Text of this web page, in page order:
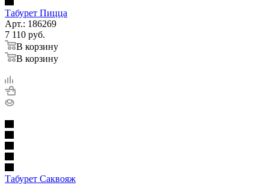
Табурет Пицца
Арт.: 186269
7 110 руб.
В корзину
В корзину
Табурет Саквояж